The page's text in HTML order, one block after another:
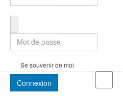
Se souvenir de moi
Connexion